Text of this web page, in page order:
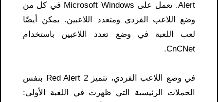
Alert. تعمل على Microsoft Windows في كل من
وضع اللاعب الفردي ومتعدد اللاعبين. يمكن أيضًا
لعب اللعبة في وضع تعدد اللاعبين باستخدام
CnCNet.
في وضع اللاعب الفردي، تتميز Red Alert 2 بنفس
الحملات الرئيسية التي ظهرت في اللعبة الأولى: